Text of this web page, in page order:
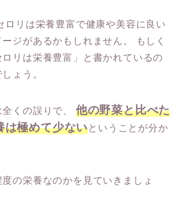
ロリは栄養豊富で健康や美容に良い
ジがあるかもしれません。
もしく
リは栄養豊富」と書かれているの
ょう。
くの誤りで、
他の野菜と比べた
は極めて少ないということが分か
の栄養なのかを見ていきましょ